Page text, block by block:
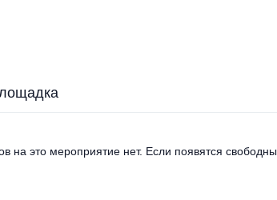
на это мероприятие нет. Если появятся